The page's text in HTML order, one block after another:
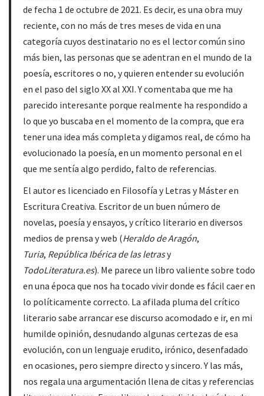
de fecha 1 de octubre de 2021. Es decir, es una obra muy
reciente, con no más de tres meses de vida en una
categoría cuyos destinatario no es el lector común sino
más bien, las personas que se adentran en el mundo de la
poesía, escritores o no, y quieren entender su evolución
en el paso del siglo XX al XXI. Y comentaba que me ha
parecido interesante porque realmente ha respondido a
lo que yo buscaba en el momento de la compra, que era
tener una idea más completa y digamos real, de cómo ha
evolucionado la poesía, en un momento personal en el
que me sentía algo perdido, falto de referencias.
El autor es licenciado en Filosofía y Letras y Máster en
Escritura Creativa. Escritor de un buen número de
novelas, poesía y ensayos, y crítico literario en diversos
medios de prensa y web (Heraldo de Aragón,
Turia, República Ibérica de las letrasy
TodoLiteratura.es). Me parece un libro valiente sobre todo
en una época que nos ha tocado vivir donde es fácil caer en
lo políticamente correcto. La afilada pluma del crítico
literario sabe arrancar ese discurso acomodado e ir, en mi
humilde opinión, desnudando algunas certezas de esa
evolución, con un lenguaje erudito, irónico, desenfadado
en ocasiones, pero siempre directo y sincero. Y las más,
nos regala una argumentación llena de citas y referencias